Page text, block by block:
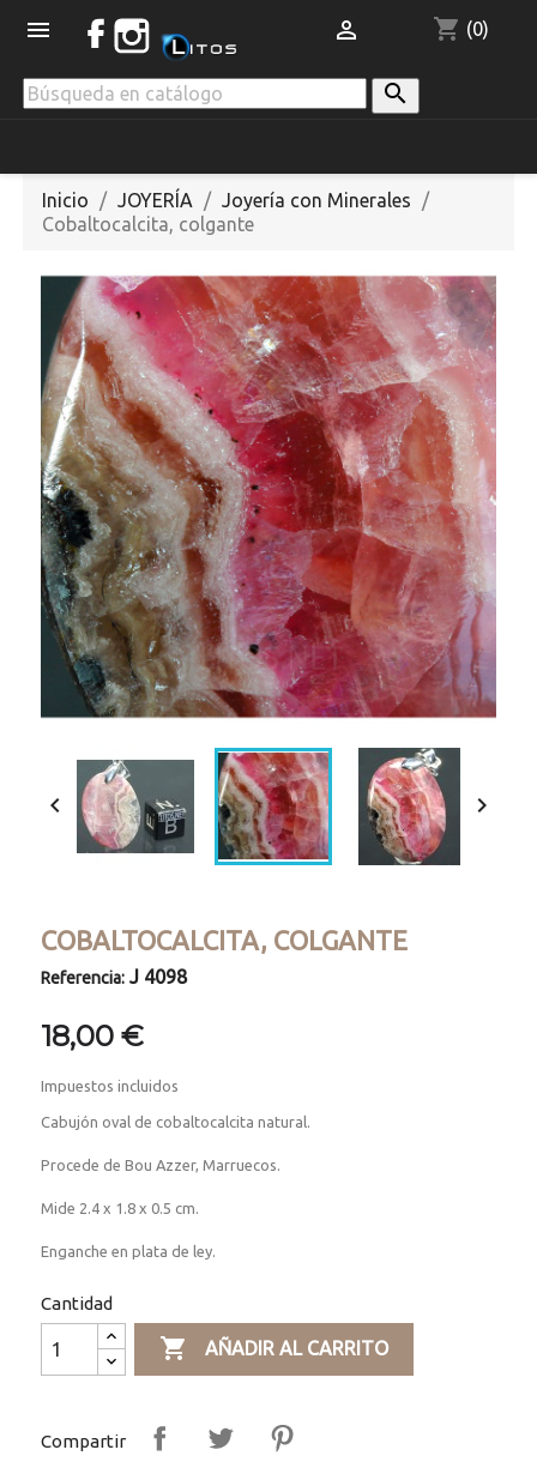
 shopping_cart (0)


Inicio JOYERÍA
Joyería con Minerales
Cobaltocalcita, colgante
 
COBALTOCALCITA, COLGANTE
Referencia: J 4098
18,00 €
Impuestos incluidos
Cabujón oval de cobaltocalcita natural.
Procede de Bou Azzer, Marruecos.
Mide 2.4 x 1.8 x 0.5 cm.
Enganche en plata de ley.
Cantidad
 AÑADIR AL CARRITO
Compartir